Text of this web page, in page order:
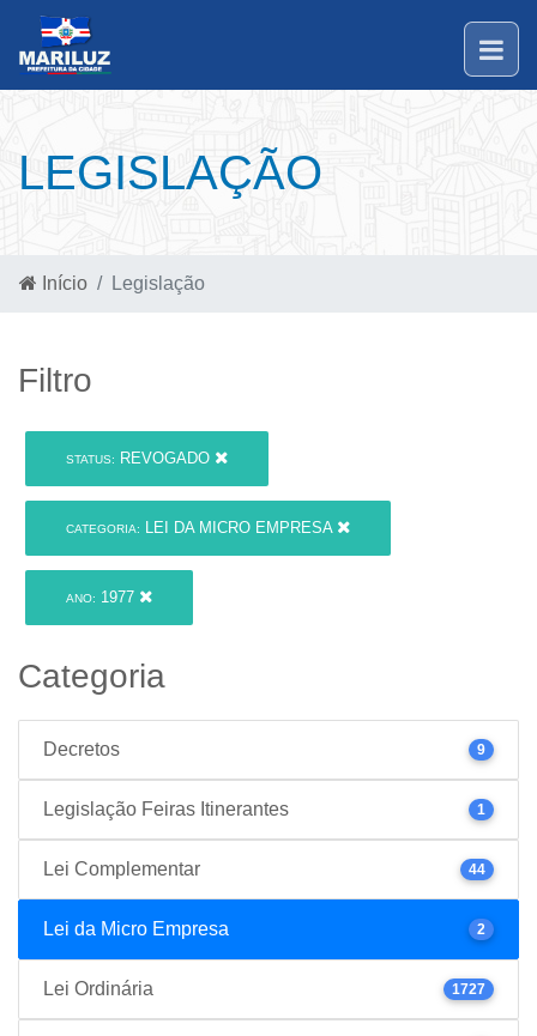
LEGISLAÇÃO
Início Legislação
Filtro
STATUS: REVOGADO
CATEGORIA: LEI DA MICRO EMPRESA
ANO: 1977
Categoria
Decretos 9
Legislação Feiras Itinerantes 1
Lei Complementar 44
Lei da Micro Empresa 2
Lei Ordinária 1727